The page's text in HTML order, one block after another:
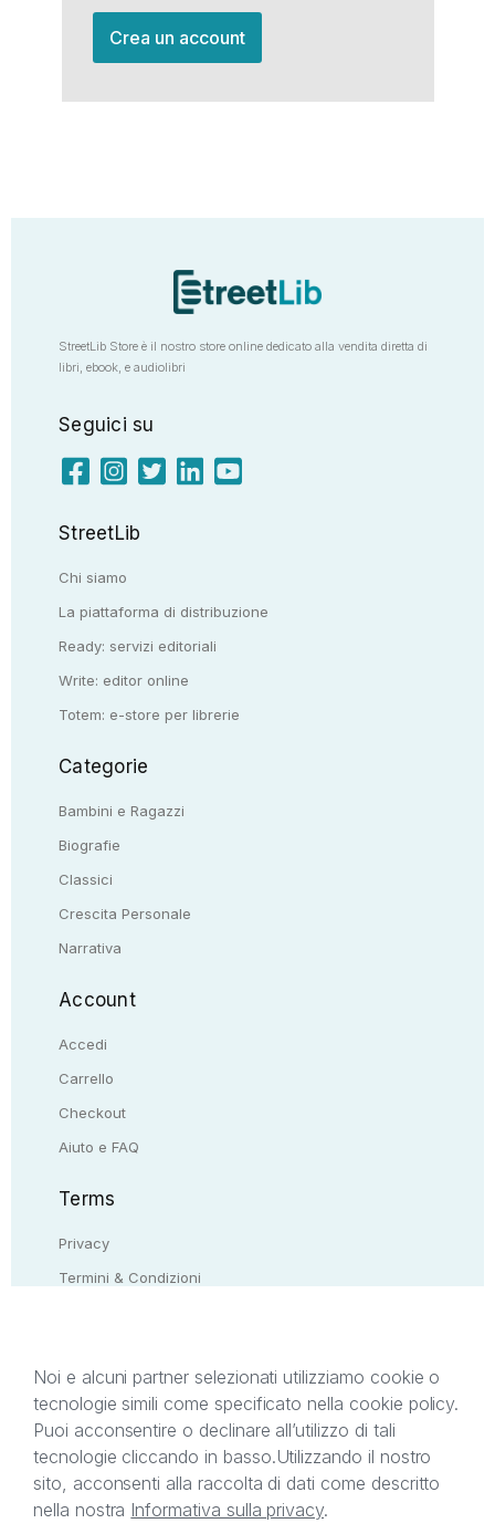
Crea un account
StreetLib Store è il nostro store online dedicato alla vendita diretta di
libri, ebook, e audiolibri
Seguici su
StreetLib
Chi siamo
La piattaforma di distribuzione
Ready: servizi editoriali
Write: editor online
Totem: e-store per librerie
Categorie
Bambini e Ragazzi
Biografie
Classici
Crescita Personale
Narrativa
Account
Accedi
Carrello
Checkout
Aiuto e FAQ
Terms
Privacy
Termini & Condizioni
Il presente sito web è di proprietà di StreetLib S.r.l.
C.F. e P.IVA 05338720963. StreetLib S.r.l. è
titolare di tutti i diritti di proprietà intellettuale
afferenti ai marchi, loghi e segni distintivi presenti
sul sito web. Si invita l’utente a prendere visione
Noi e alcuni partner selezionati utilizziamo cookie o
tecnologie simili come specificato nella cookie policy.
Puoi acconsentire o declinare all’utilizzo di tali
tecnologie cliccando in basso.Utilizzando il nostro
sito, acconsenti alla raccolta di dati come descritto
nella nostra Informativa sulla privacy.